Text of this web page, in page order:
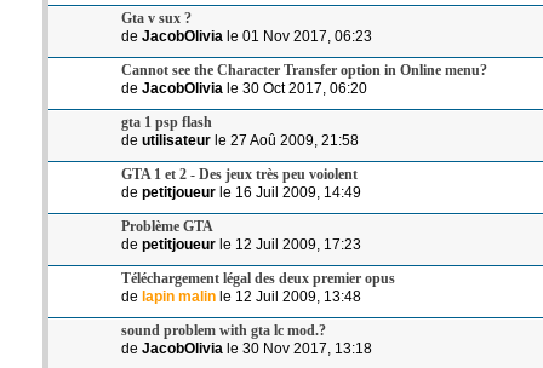
Gta v sux ?
de JacobOlivia le 01 Nov 2017, 06:23
Cannot see the Character Transfer option in Online menu?
de JacobOlivia le 30 Oct 2017, 06:20
gta 1 psp flash
de utilisateurle 27 Aoû 2009, 21:58
GTA 1 et 2 - Des jeux très peu voiolent
de petitjoueurle 16 Juil 2009, 14:49
Problème GTA
de petitjoueurle 12 Juil 2009, 17:23
Téléchargement légal des deux premier opus
de lapin malinle 12 Juil 2009, 13:48
sound problem with gta lc mod.?
de JacobOlivia le 30 Nov 2017, 13:18